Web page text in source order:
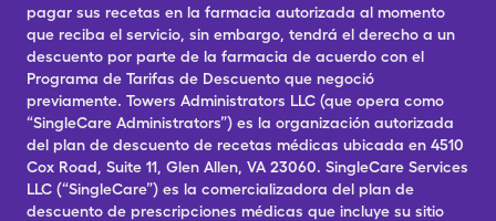
pagar sus recetas en la farmacia autorizada al momento
que reciba el servicio, sin embargo, tendrá el derecho a un
descuento por parte de la farmacia de acuerdo con el
Programa de Tarifas de Descuento que negoció
previamente. Towers Administrators LLC (que opera como
“SingleCare Administrators”) es la organización autorizada
del plan de descuento de recetas médicas ubicada en 4510
Cox Road, Suite 11, Glen Allen, VA 23060. SingleCare Services
LLC (“SingleCare”) es la comercializadora del plan de
descuento de prescripciones médicas que incluye su sitio